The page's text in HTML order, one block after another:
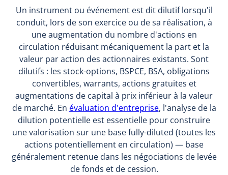
Un instrument ou événement est dit dilutif lorsqu'il
conduit, lors de son exercice ou de sa réalisation, à
une augmentation du nombre d'actions en
circulation réduisant mécaniquement la part et la
valeur par action des actionnaires existants. Sont
dilutifs : les stock-options, BSPCE, BSA, obligations
convertibles, warrants, actions gratuites et
augmentations de capital à prix inférieur à la valeur
de marché. En évaluation d'entreprise, l'analyse de la
dilution potentielle est essentielle pour construire
une valorisation sur une base fully-diluted (toutes les
actions potentiellement en circulation) — base
généralement retenue dans les négociations de levée
de fonds et de cession.